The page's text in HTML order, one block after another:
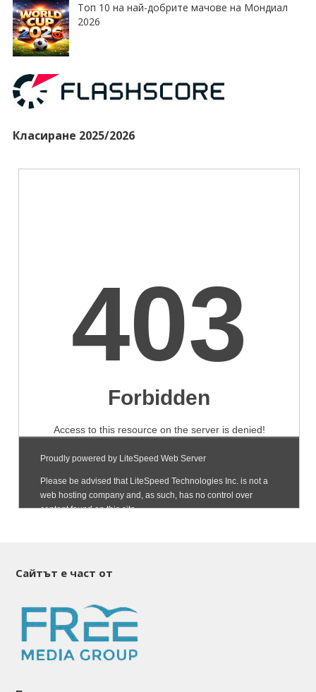
Топ 10 на най-добрите мачове на Мондиал
2026
Класиране 2025/2026
Сайтът е част от